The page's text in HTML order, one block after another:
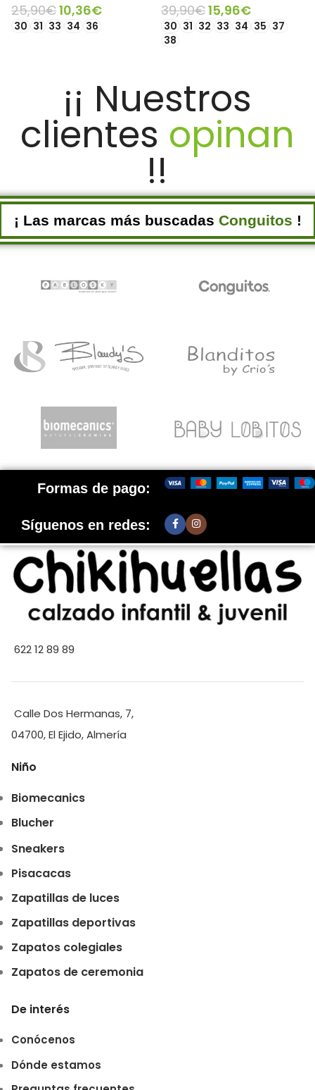
25,90€10,36€
30 31 33 34 36
39,90€15,96€
30 31 32 33 34 35 37
38
¡¡ Nuestros
clientes opinan
!!
¡ Las marcas más buscadas Conguitos !
Formas de pago:
Síguenos en redes:
622 12 89 89
Calle Dos Hermanas, 7,
04700, El Ejido, Almería
Niño
Biomecanics
Blucher
Sneakers
Pisacacas
Zapatillas de luces
Zapatillas deportivas
Zapatos colegiales
Zapatos de ceremonia
De interés
Conócenos
Dónde estamos